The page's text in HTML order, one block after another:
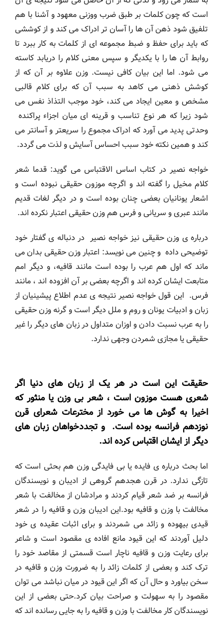
است که چون کلمات بر طبق ضرب ووزنی معهود و آشنا با هم
تلفیق شود ذهن آن ها را آسان تر ادراک می کند و از کوششی
که باید برای حفظ و ضبط مجموعه ای از کلمات به کار ببرد تا
روابط آن ها را با یکدیگر و سپس معنی کلام را دریابد کاسته
می شود. اما این بیان کافی نیست. وزن علاوه بر آن که از
کوشش ذهنی می کاهد به سبب آن که برای کلام قالبی
مشخص و معین ایجاد می کند، خود موجب التذاذ نفس می
شود زیرا که هر نوع تناسب و قرینه ای میان اجزاء پراکنده
وحدتی پدید می آورد که ادراک مجموع را سریعتر و آسانتر می
کند و همین نکته خود سبب احساس آسایش و لذت می گردد.
خواجه نصیر در کتاب اساس الاقتباس می گوید: قدما شعر
کلام مخیل را گفته اند و اگرچه موزون حقیقی نبوده است و
اشعار یونانیان بعضی چنان بوده است و در دیگر لغات قدیم
مانند عبری و سریانی و فرس هم وزن حقیقی اعتبار نکرده اند.
درباره ی وزن حقیقی نیز خواجه نصیر در دنباله ی گفتار خود
توضیحی داده و چنین می نویسد: اعتبار وزن حقیقی بدان می
ماند که اول هم عرب را بوده است مانند قافیه، و دیگر امم
متابعت ایشان کرده اند و اگرچه بعضی بر آن افزوده اند ، مانند
فرس. این قول خواجه نصیر نتیجه ی عدم اطلاع پیشینیان از
زبان و ادبیات یونان و روم و ملل دیگر است و گرنه وزن حقیقی
را به عرب نسبت دادن و اوزان متداول در زبان های دیگر را غیر
حقیقی یا مجازی شمردن وجهی ندارد.
حقیقت این است در هر یک از زبان های دنیا اگر
شعری هست موزون است ، شعر بی وزن یا منثور که
اخیرا به گوش ها می خورد از مخترعات شعرای قرن
نوزدهم فرانسه بوده است. و تجددخواهان زبان های
دیگر از ایشان اقتباس کرده اند.
اما بحث درباره ی فایده یا بی فایدگی وزن هم بحثی است که
تازگی ندارد. در قرن هجدهم گروهی از ادیبان و نویسندگان
فرانسه بر ضد شعر قیام کردند و مرادشان از مخالفت با شعر
مخالفت با وزن و قافیه بود.این ادیبان وزن و قافیه را در شعر
قیدی بیهوده و زائد می شمردند و برای اثبات عقیده ی خود
دلیل آوردند که این قیود مانع افاده ی مقصود است و شاعر
برای رعایت وزن و قافیه ناچار است قسمتی از مقاصد خود را
ترک کند و بعضی از کلمات زائد را به ضرورت وزن و قافیه در
سخن بیاورد و حال آن که اگر این قیود در میان نباشد می توان
مقصود را به سهولت و صراحت بیان کرد.حتی بعضی از این
نویسندگان کار مخالفت با وزن و قافیه را به جایی رسانده اند که